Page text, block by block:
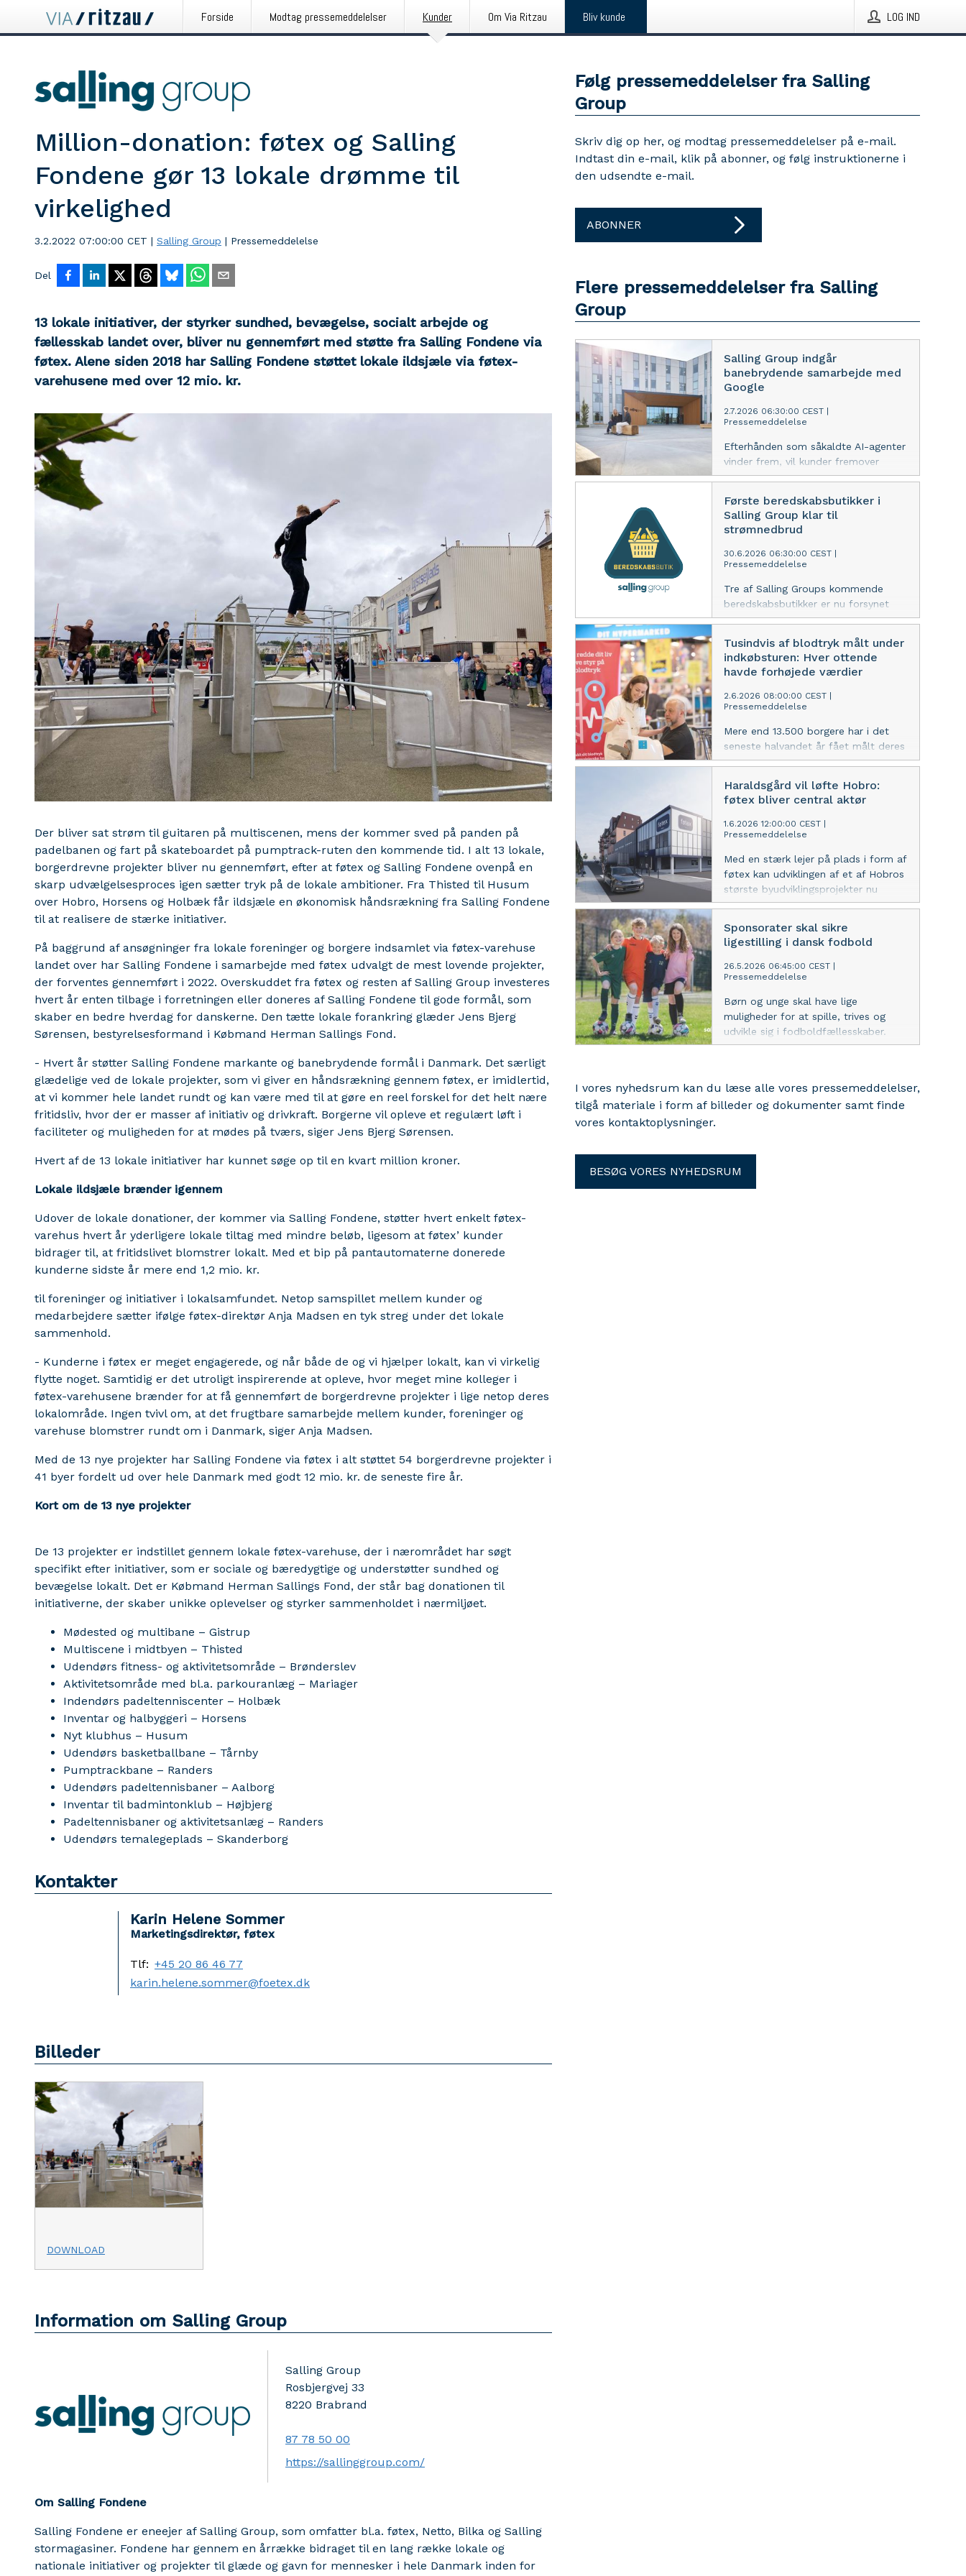
Forside Modtag pressemeddelelser Kunder Om Via Ritzau Bliv kunde LOG IND
Million-donation: føtex og Salling
Fondene gør 13 lokale drømme til
virkelighed
3.2.2022 07:00:00 CET | Salling Group | Pressemeddelelse
Del
13 lokale initiativer, der styrker sundhed, bevægelse, socialt arbejde og
fællesskab landet over, bliver nu gennemført med støtte fra Salling Fondene via
føtex. Alene siden 2018 har Salling Fondene støttet lokale ildsjæle via føtex-
varehusene med over 12 mio. kr.
Der bliver sat strøm til guitaren på multiscenen, mens der kommer sved på panden på
padelbanen og fart på skateboardet på pumptrack-ruten den kommende tid. I alt 13 lokale,
borgerdrevne projekter bliver nu gennemført, efter at føtex og Salling Fondene ovenpå en
skarp udvælgelsesproces igen sætter tryk på de lokale ambitioner. Fra Thisted til Husum
over Hobro, Horsens og Holbæk får ildsjæle en økonomisk håndsrækning fra Salling Fondene
til at realisere de stærke initiativer.
På baggrund af ansøgninger fra lokale foreninger og borgere indsamlet via føtex-varehuse
landet over har Salling Fondene i samarbejde med føtex udvalgt de mest lovende projekter,
der forventes gennemført i 2022. Overskuddet fra føtex og resten af Salling Group investeres
hvert år enten tilbage i forretningen eller doneres af Salling Fondene til gode formål, som
skaber en bedre hverdag for danskerne. Den tætte lokale forankring glæder Jens Bjerg
Sørensen, bestyrelsesformand i Købmand Herman Sallings Fond.
- Hvert år støtter Salling Fondene markante og banebrydende formål i Danmark. Det særligt
glædelige ved de lokale projekter, som vi giver en håndsrækning gennem føtex, er imidlertid,
at vi kommer hele landet rundt og kan være med til at gøre en reel forskel for det helt nære
fritidsliv, hvor der er masser af initiativ og drivkraft. Borgerne vil opleve et regulært løft i
faciliteter og muligheden for at mødes på tværs, siger Jens Bjerg Sørensen.
Hvert af de 13 lokale initiativer har kunnet søge op til en kvart million kroner.
Lokale ildsjæle brænder igennem
Udover de lokale donationer, der kommer via Salling Fondene, støtter hvert enkelt føtex-
varehus hvert år yderligere lokale tiltag med mindre beløb, ligesom at føtex’ kunder
bidrager til, at fritidslivet blomstrer lokalt. Med et bip på pantautomaterne donerede
kunderne sidste år mere end 1,2 mio. kr.
til foreninger og initiativer i lokalsamfundet. Netop samspillet mellem kunder og
medarbejdere sætter ifølge føtex-direktør Anja Madsen en tyk streg under det lokale
sammenhold.
- Kunderne i føtex er meget engagerede, og når både de og vi hjælper lokalt, kan vi virkelig
flytte noget. Samtidig er det utroligt inspirerende at opleve, hvor meget mine kolleger i
føtex-varehusene brænder for at få gennemført de borgerdrevne projekter i lige netop deres
lokalområde. Ingen tvivl om, at det frugtbare samarbejde mellem kunder, foreninger og
varehuse blomstrer rundt om i Danmark, siger Anja Madsen.
Med de 13 nye projekter har Salling Fondene via føtex i alt støttet 54 borgerdrevne projekter i
41 byer fordelt ud over hele Danmark med godt 12 mio. kr. de seneste fire år.
Kort om de 13 nye projekter
De 13 projekter er indstillet gennem lokale føtex-varehuse, der i nærområdet har søgt
specifikt efter initiativer, som er sociale og bæredygtige og understøtter sundhed og
bevægelse lokalt. Det er Købmand Herman Sallings Fond, der står bag donationen til
initiativerne, der skaber unikke oplevelser og styrker sammenholdet i nærmiljøet.
Mødested og multibane – Gistrup
Multiscene i midtbyen – Thisted
Udendørs fitness- og aktivitetsområde – Brønderslev
Aktivitetsområde med bl.a. parkouranlæg – Mariager
Indendørs padeltenniscenter – Holbæk
Inventar og halbyggeri – Horsens
Nyt klubhus – Husum
Udendørs basketballbane – Tårnby
Pumptrackbane – Randers
Udendørs padeltennisbaner – Aalborg
Inventar til badmintonklub – Højbjerg
Padeltennisbaner og aktivitetsanlæg – Randers
Udendørs temalegeplads – Skanderborg
Kontakter
Karin Helene Sommer
Marketingsdirektør, føtex
Tlf: +45 20 86 46 77
karin.helene.sommer@foetex.dk
Billeder
DOWNLOAD
Information om Salling Group
Salling Group
Rosbjergvej 33
8220 Brabrand
87 78 50 00
https://sallinggroup.com/
Om Salling Fondene
Salling Fondene er eneejer af Salling Group, som omfatter bl.a. føtex, Netto, Bilka og Salling
stormagasiner. Fondene har gennem en årrække bidraget til en lang række lokale og
nationale initiativer og projekter til glæde og gavn for mennesker i hele Danmark inden for
Følg pressemeddelelser fra Salling
Group
Skriv dig op her, og modtag pressemeddelelser på e-mail.
Indtast din e-mail, klik på abonner, og følg instruktionerne i
den udsendte e-mail.
ABONNER
Flere pressemeddelelser fra Salling
Group
Salling Group indgår
banebrydende samarbejde med
Google
2.7.2026 06:30:00 CEST
Pressemeddelelse
Efterhånden som såkaldte AI-agenter
vinder frem, vil kunder fremover
endnu nemmere kunne søge, finde og
ambition om at være den første
danske detailkoncern til at tage del i
den nye satsning på ‘agentic
commerce’ i samarbejde med
Googles AI univers, Gemini.
Første beredskabsbutikker i
Salling Group klar til
strømnedbrud
30.6.2026 06:30:00 CEST
Pressemeddelelse
Tre af Salling Groups kommende
beredskabsbutikker er nu forsynet
med nye og større anlæg til
hvis den almindelige strømforsyning
svigter.
Tusindvis af blodtryk målt under
indkøbsturen: Hver ottende
havde forhøjede værdier
2.6.2026 08:00:00 CEST
Pressemeddelelse
Mere end 13.500 borgere har i det
seneste halvandet år fået målt deres
blodtryk i en af Salling Groups
vedkommende har det vist sig at
være for højt.
Haraldsgård vil løfte Hobro:
føtex bliver central aktør
1.6.2026 12:00:00 CEST
Pressemeddelelse
Med en stærk lejer på plads i form af
føtex kan udviklingen af et af Hobros
største byudviklingsprojekter nu
igangsættes. Haraldsgård bliver et
det samlede handelsliv – med
moderne boliger, nye erhverv og
forbedrede parkeringsmuligheder.
Sponsorater skal sikre
ligestilling i dansk fodbold
26.5.2026 06:45:00 CEST
Pressemeddelelse
Børn og unge skal have lige
muligheder for at spille, trives og
udvikle sig i fodboldfællesskaber.
Uanset køn. Det er ambitionen bag et
bliver koblet direkte op på ligestilling.
I vores nyhedsrum kan du læse alle vores pressemeddelelser,
tilgå materiale i form af billeder og dokumenter samt finde
vores kontaktoplysninger.
BESØG VORES NYHEDSRUM